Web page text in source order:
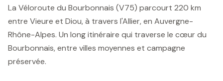
La Véloroute du Bourbonnais (V75) parcourt 220 km
entre Vieure et Diou, à travers l'Allier, en Auvergne-
Rhône-Alpes. Un long itinéraire qui traverse le cœur du
Bourbonnais, entre villes moyennes et campagne
préservée.